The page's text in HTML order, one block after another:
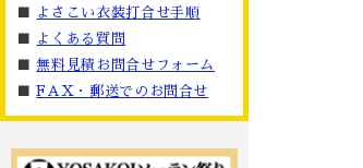
■
よさこい衣装打合せ手順
■
よくある質問
■無料見積お問合せフォーム
■FAX・郵送でのお問合せ